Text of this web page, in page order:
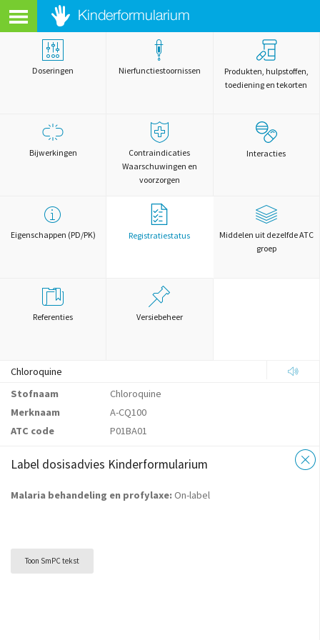
Doseringen Nierfunctiestoornissen
Produkten, hulpstoffen,
toediening en tekorten
Bijwerkingen
Contraindicaties
Waarschuwingen en
voorzorgen
Interacties
Eigenschappen (PD/PK) Registratiestatus
Middelen uit dezelfde ATC
groep
Referenties Versiebeheer
Chloroquine
Stofnaam
Chloroquine
Merknaam
A-CQ100
ATC code
P01BA01
Label dosisadvies Kinderformularium
Malaria behandeling en profylaxe: On-label
Toon SmPC tekst